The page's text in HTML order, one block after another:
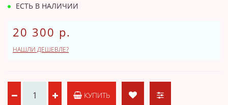
ЕСТЬ В НАЛИЧИИ
20 300 р.
НАШЛИ ДЕШЕВЛЕ?
КУПИТЬ